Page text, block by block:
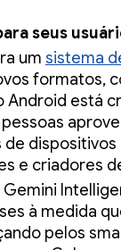
seus
um sistema
formatos,
Android está
de dispositivos
e criadores
à medida
pelos